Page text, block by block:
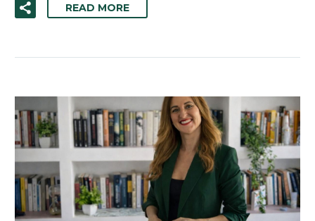
READ MORE